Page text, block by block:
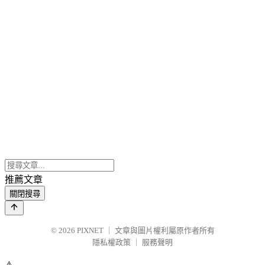
推薦文章
關閉搜尋
© 2026 PIXNET
文章與圖片權利屬原作者所有
隱私權政策
服務聲明